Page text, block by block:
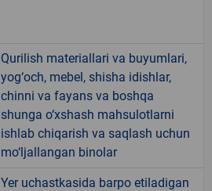
Qurilish materiallari va buyumlari,
yog‘och, mebel, shisha idishlar,
chinni va fayans va boshqa
shunga o‘xshash mahsulotlarni
ishlab chiqarish va saqlash uchun
mo‘ljallangan binolar
Yer uchastkasida barpo etiladigan